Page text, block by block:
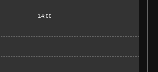
14:00